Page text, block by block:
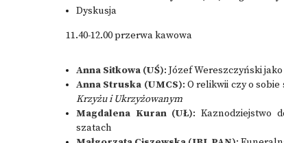
Dyskusja
11.40-12.00 przerwa kawowa
Anna Sitkowa (UŚ): Józef Wereszczyński
Anna Struska (UMCS): O relikwii czy o
Krzyżu i Ukrzyżowanym
Magdalena Kuran (UŁ): Kaznodziejstwo
szatach